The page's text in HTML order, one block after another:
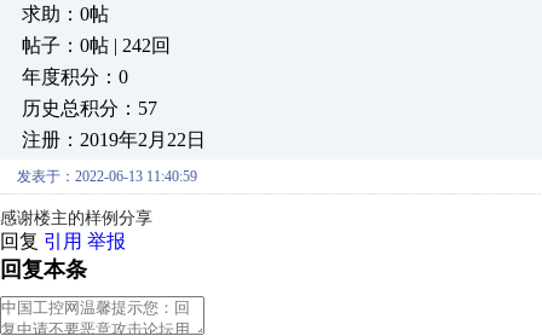
求助：0帖
帖子：0帖 | 242回
年度积分：0
历史总积分：57
注册：2019年2月22日
发表于：2022-06-13 11:40:59
感谢楼主的样例分享
回复 引用 举报
回复本条